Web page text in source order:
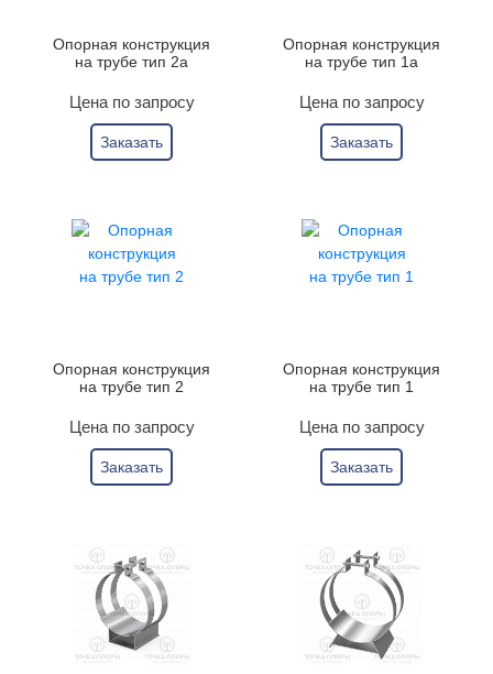
Опорная конструкция
на трубе тип 2а
Цена по запросу
Заказать
Опорная конструкция
на трубе тип 1а
Цена по запросу
Заказать
Опорная конструкция
на трубе тип 2
Цена по запросу
Заказать
Опорная конструкция
на трубе тип 1
Цена по запросу
Заказать